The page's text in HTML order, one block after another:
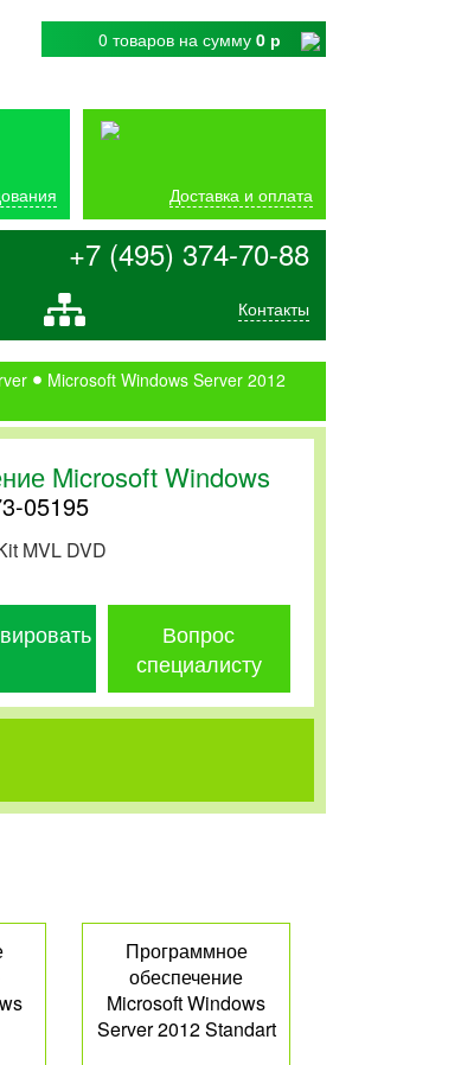
0 товаров на сумму 0 р
Доставка и оплата
+7 (495) 374-70-88
Контакты
Microsoft Windows Server 2012
Microsoft Windows
05195
MVL DVD
Вопрос
специалисту
Программное
обеспечение
Microsoft Windows
Server 2012 Standart